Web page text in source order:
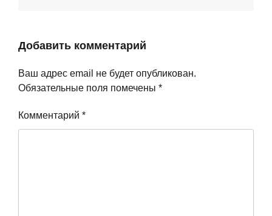
Добавить комментарий
Ваш адрес email не будет опубликован.
Обязательные поля помечены *
Комментарий *